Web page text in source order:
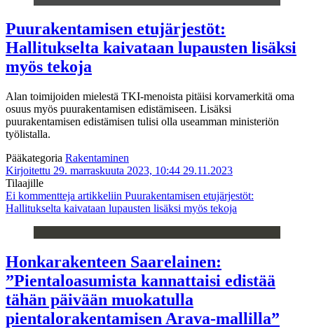
Puurakentamisen etujärjestöt:
Hallitukselta kaivataan lupausten lisäksi
myös tekoja
Alan toimijoiden mielestä TKI-menoista pitäisi korvamerkitä oma
osuus myös puurakentamisen edistämiseen. Lisäksi
puurakentamisen edistämisen tulisi olla useamman ministeriön
työlistalla.
Pääkategoria Rakentaminen
Kirjoitettu 29. marraskuuta 2023, 10:44 29.11.2023
Tilaajille
Ei kommentteja artikkeliin Puurakentamisen etujärjestöt:
Hallitukselta kaivataan lupausten lisäksi myös tekoja
Honkarakenteen Saarelainen:
”Pientaloasumista kannattaisi edistää
tähän päivään muokatulla
pientalorakentamisen Arava-mallilla”